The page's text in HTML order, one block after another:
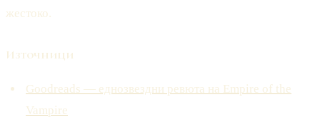
жестоко.
Източници
Goodreads — еднозвездни ревюта на Empire of the
Vampire